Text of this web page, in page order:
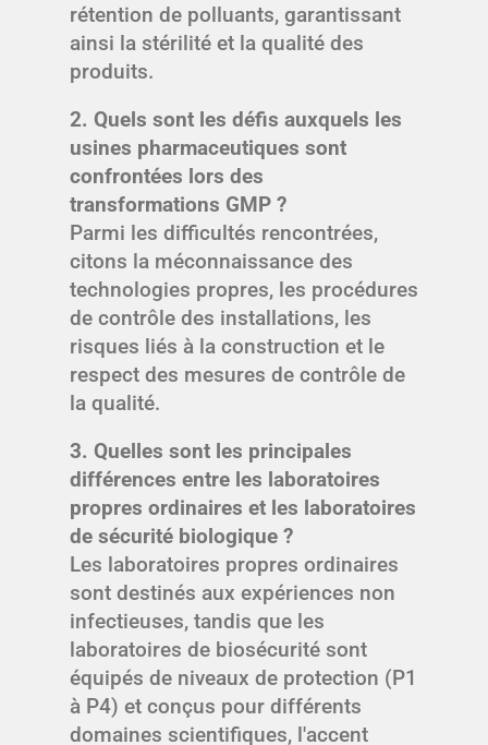
rétention de polluants, garantissant
ainsi la stérilité et la qualité des
produits.
2. Quels sont les défis auxquels les
usines pharmaceutiques sont
confrontées lors des
transformations GMP ?
Parmi les difficultés rencontrées,
citons la méconnaissance des
technologies propres, les procédures
de contrôle des installations, les
risques liés à la construction et le
respect des mesures de contrôle de
la qualité.
3. Quelles sont les principales
différences entre les laboratoires
propres ordinaires et les laboratoires
de sécurité biologique ?
Les laboratoires propres ordinaires
sont destinés aux expériences non
infectieuses, tandis que les
laboratoires de biosécurité sont
équipés de niveaux de protection (P1
à P4) et conçus pour différents
domaines scientifiques, l'accent